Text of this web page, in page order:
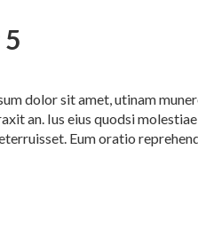
dolor sit amet, utinam
an. Ius eius quodsi
Eum oratio